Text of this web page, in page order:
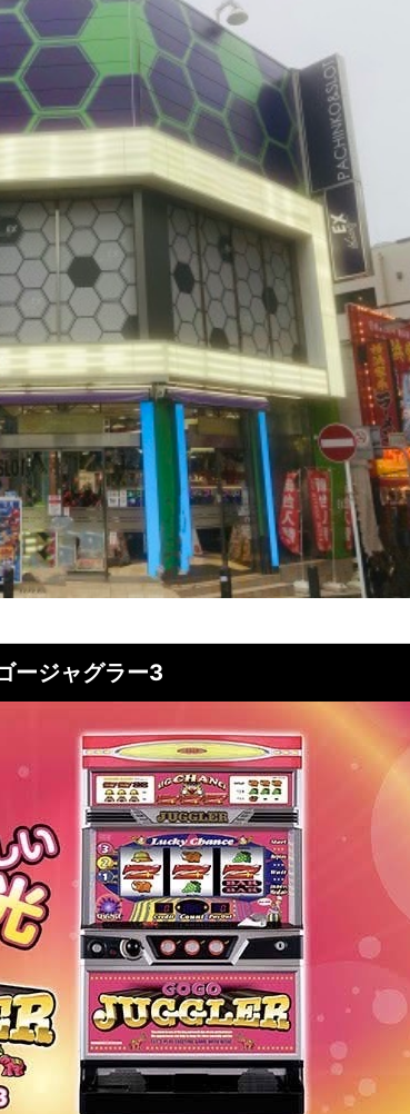
ージャグラー3